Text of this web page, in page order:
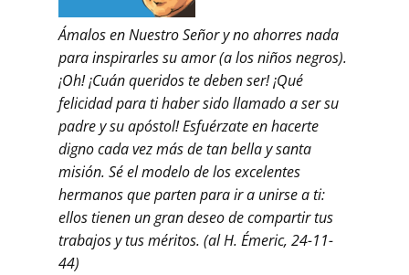
Ámalos en Nuestro Señor y no ahorres nada
para inspirarles su amor (a los niños negros).
¡Oh! ¡Cuán queridos te deben ser! ¡Qué
felicidad para ti haber sido llamado a ser su
padre y su apóstol! Esfuérzate en hacerte
digno cada vez más de tan bella y santa
misión. Sé el modelo de los excelentes
hermanos que parten para ir a unirse a ti:
ellos tienen un gran deseo de compartir tus
trabajos y tus méritos. (al H. Émeric, 24-11-
44)